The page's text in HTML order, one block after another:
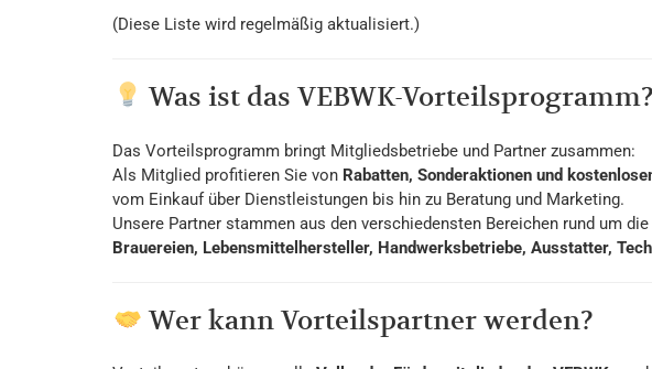
(Diese Liste wird regelmäßig aktualisiert.)
Was ist das VEBWK-Vorteilsprogramm?
Das Vorteilsprogramm bringt Mitgliedsbetriebe und Partner zusammen:
Als Mitglied profitieren Sie von Rabatten, Sonderaktionen und
vom Einkauf über Dienstleistungen bis hin zu Beratung und Marketing.
Unsere Partner stammen aus den verschiedensten Bereichen rund um
Brauereien, Lebensmittelhersteller, Handwerksbetriebe, Ausstatter,
Wer kann Vorteilspartner werden?